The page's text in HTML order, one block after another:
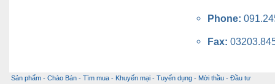
Phone:
Fax:
Sản phẩm - Chào Bán - Tìm mua - Khuyến mại - Tuyển dụng - Mời thầu - Đầu tư